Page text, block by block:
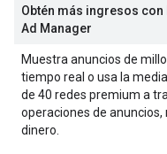
Obtén más ingresos
Ad Manager
Muestra anuncios de
tiempo real o usa la
de 40 redes premium a
operaciones de
dinero.